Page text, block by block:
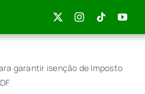
garantir isenção de Imposto